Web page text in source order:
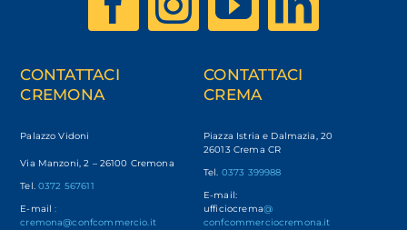
CONTATTACI
CREMONA
Palazzo Vidoni
Via Manzoni, 2 – 26100 Cremona
Tel. 0372 567611
E-mail:
cremona@confcommercio.it
CONTATTACI
CREMA
Piazza Istria e Dalmazia, 20
26013 Crema CR
Tel. 0373 399988
E-mail:
ufficiocrema@
confcommerciocremona.it